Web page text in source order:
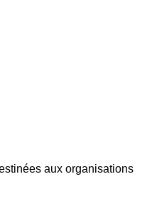
aux organisations